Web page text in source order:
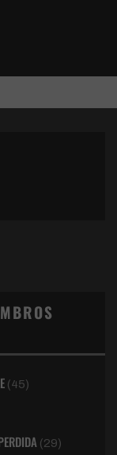
(45)
(29)